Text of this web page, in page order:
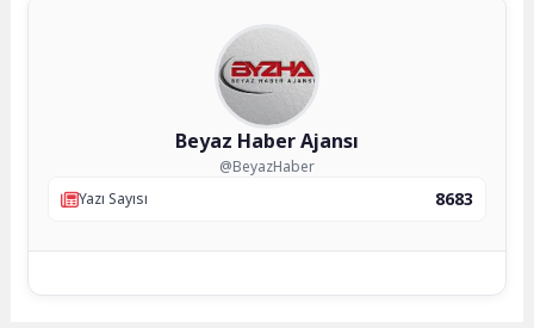
Beyaz Haber Ajansı
@BeyazHaber
Yazı Sayısı
8683